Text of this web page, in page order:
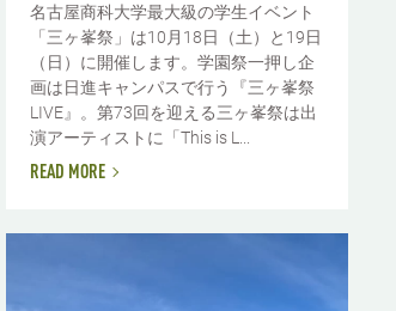
名古屋商科大学最大級の学生イベント
「三ヶ峯祭」は10月18日（土）と19日
（日）に開催します。学園祭一押し企
画は日進キャンパスで行う『三ヶ峯祭
LIVE』。第73回を迎える三ヶ峯祭は出
演アーティストに「This is L...
READ MORE